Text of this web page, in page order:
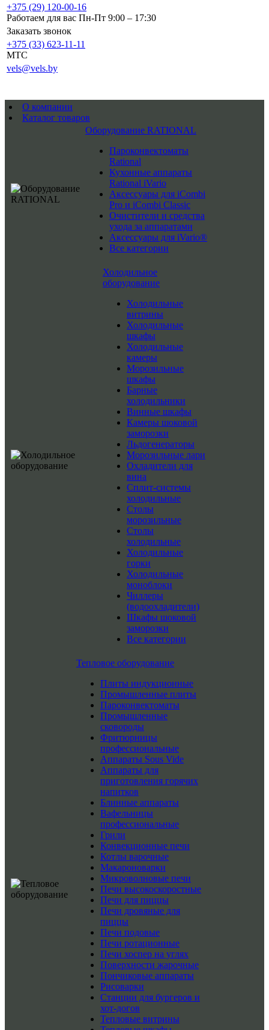
+375 (29) 120-00-16
Работаем для вас Пн-Пт 9:00 – 17:30
Заказать звонок
+375 (33) 623-11-11
MTC
vels@vels.by
О компании
Каталог товаров
Оборудование RATIONAL
Пароконвектоматы
Rational
Кухонные аппараты
Rational iVario
Аксессуары для iCombi
Pro и iCombi Classic
Очистители и средства
ухода за аппаратами
Аксессуары для iVario®
Все категории
Холодильное
оборудование
Холодильные
витрины
Холодильные
шкафы
Холодильные
камеры
Морозильные
шкафы
Барные
холодильники
Винные шкафы
Камеры шоковой
заморозки
Льдогенераторы
Морозильные лари
Охладители для
вина
Сплит-системы
холодильные
Столы
морозильные
Столы
холодильные
Холодильные
горки
Холодильные
моноблоки
Чиллеры
(водоохладители)
Шкафы шоковой
заморозки
Все категории
Тепловое оборудование
Плиты индукционные
Промышленные плиты
Пароконвектоматы
Промышленные
сковороды
Фритюрницы
профессиональные
Аппараты Sous Vide
Аппараты для
приготовления горячих
напитков
Блинные аппараты
Вафельницы
профессиональные
Грили
Конвекционные печи
Котлы варочные
Макароноварки
Микроволновые печи
Печи высокоскоростные
Печи для пиццы
Печи дровяные для
пиццы
Печи подовые
Печи ротационные
Печи хоспер на углях
Поверхности жарочные
Пончиковые аппараты
Рисоварки
Станции для бургеров и
хот-догов
Тепловые витрины